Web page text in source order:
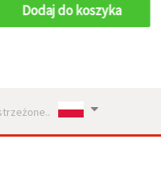
Dodaj do koszyka